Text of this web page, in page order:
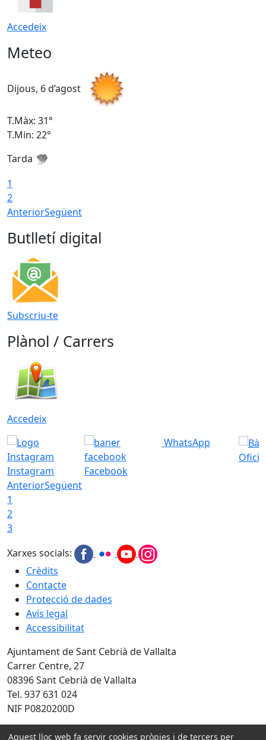
Accedeix
Meteo
Dijous, 6 d’agost
T.Màx: 31°
T.Min: 22°
Tarda
1
2
AnteriorSegüent
Butlletí digital
Subscriu-te
Plànol / Carrers
Accedeix
Instagram Facebook
WhatsApp
AnteriorSegüent
1
2
3
Xarxes socials:
Crèdits
Contacte
Protecció de dades
Avís legal
Accessibilitat
Ajuntament de Sant Cebrià de Vallalta
Carrer Centre, 27
08396 Sant Cebrià de Vallalta
Tel. 937 631 024
NIF P0820200D
Amb la col·laboració de:
Aquest lloc web fa servir cookies pròpies i de tercers per